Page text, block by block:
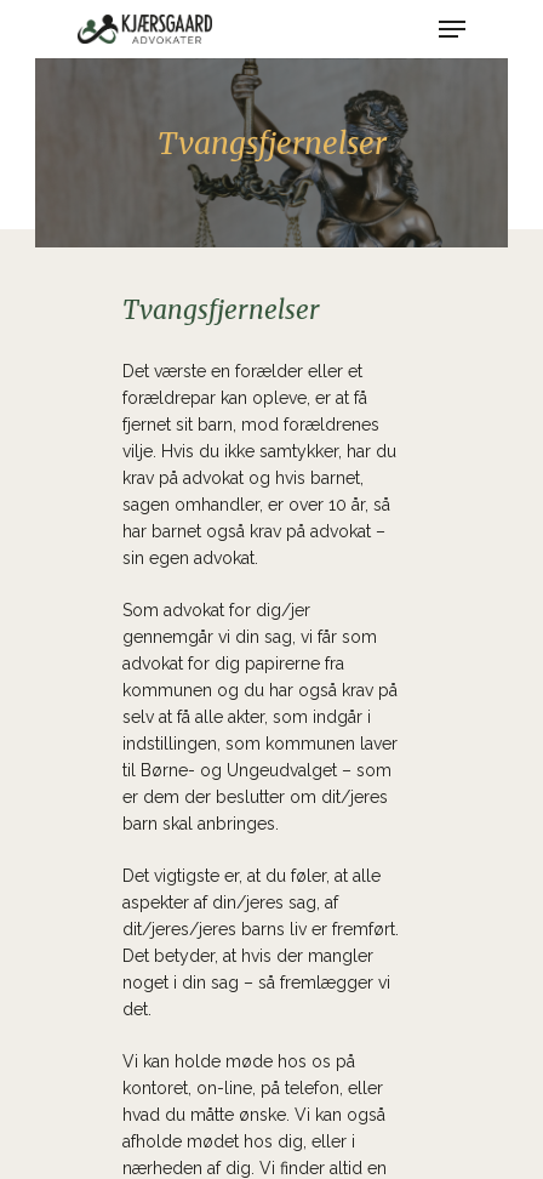
Menu
Tvangsfjernelser
Tvangsfjernelser
Det værste en forælder eller et
forældrepar kan opleve, er at få
fjernet sit barn, mod forældrenes
vilje. Hvis du ikke samtykker, har du
krav på advokat og hvis barnet,
sagen omhandler, er over 10 år, så
har barnet også krav på advokat –
sin egen advokat.
Som advokat for dig/jer
gennemgår vi din sag, vi får som
advokat for dig papirerne fra
kommunen og du har også krav på
selv at få alle akter, som indgår i
indstillingen, som kommunen laver
til Børne- og Ungeudvalget – som
er dem der beslutter om dit/jeres
barn skal anbringes.
Det vigtigste er, at du føler, at alle
aspekter af din/jeres sag, af
dit/jeres/jeres barns liv er fremført.
Det betyder, at hvis der mangler
noget i din sag – så fremlægger vi
det.
Vi kan holde møde hos os på
kontoret, on-line, på telefon, eller
hvad du måtte ønske. Vi kan også
afholde mødet hos dig, eller i
nærheden af dig. Vi finder altid en